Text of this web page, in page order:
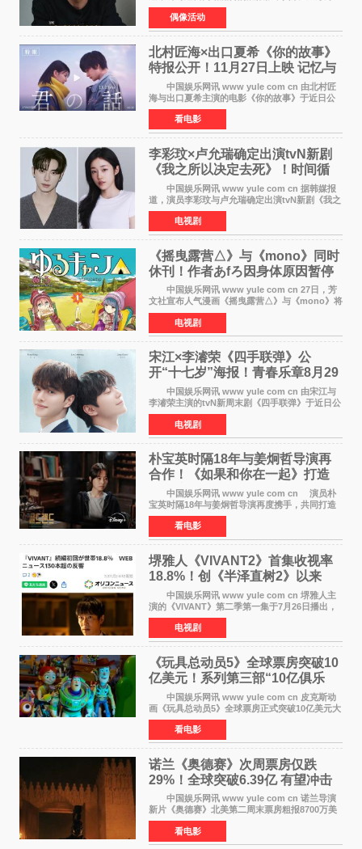
音及短信爆料，黄政民所属经纪公司于今日正式
发表声明，明确否认相关传闻。 公司表示，
爆料者是一名长
偶像活动
北村匠海×出口夏希《你的故事》
特报公开！11月27日上映 记忆与
初恋的奇幻交织
中国娱乐网讯 www yule com cn 由北村匠
海与出口夏希主演的电影《你的故事》于近日公
开特报影像，正式定档11月27日上映。 本片
改编自三秋缒同名小说，编剧由曾执笔《孤独摇
滚！》的吉田惠
看电影
李彩玟×卢允瑞确定出演tvN新剧
《我之所以决定去死》！时间循
环青春爱情来袭
中国娱乐网讯 www yule com cn 据韩媒报
道，演员李彩玟与卢允瑞确定出演tvN新剧《我之
所以决定去死》，分别担任男女主角。该剧预计
将于明年播出，引发观众期待。 本剧改编自
NAVER同名人气
电视剧
《摇曳露营△》与《mono》同时
休刊！作者あfろ因身体原因暂停
双连载
中国娱乐网讯 www yule com cn 27日，芳
文社宣布人气漫画《摇曳露营△》与《mono》将
暂停连载一段时间，原因是漫画家あfろ身体状况
不佳。 编辑部表示：一直承蒙各位对
《mono》的喜爱，
电视剧
宋江×李濬荣《四手联弹》公
开“十七岁”海报！青春乐章8月29
日奏响
中国娱乐网讯 www yule com cn 由宋江与
李濬荣主演的tvN新周末剧《四手联弹》于近日公
开十七岁版海报，以充满青春气息的画面再度点
燃观众期待。 海报中，宋江与李濬荣并肩站
在音乐教室的
电视剧
朴宝英时隔18年与姜炯哲导演再
合作！《如果和你在一起》打造
奇幻浪漫喜剧
中国娱乐网讯 www yule com cn 演员朴
宝英时隔18年与姜炯哲导演再度携手，共同打造
备受期待的浪漫喜剧新作《如果和你在一起》
（暂定名）。据OSEN报道，朴宝英将出演该片
女主角，自2008年《
看电影
堺雅人《VIVANT2》首集收视率
18.8%！创《半泽直树2》以来
TBS周日剧场最高开局
中国娱乐网讯 www yule com cn 堺雅人主
演的《VIVANT》第二季第一集于7月26日播出，
首集收视率高达18 8%，成为自2020年《半泽直
树2》首集22%以来，TBS周日剧场最高开播收视
纪录。 考虑到
电视剧
《玩具总动员5》全球票房突破10
亿美元！系列第三部“10亿俱乐
部”达成
中国娱乐网讯 www yule com cn 皮克斯动
画《玩具总动员5》全球票房正式突破10亿美元大
关。截至上周末，该片全球累计票房已达10 22亿
美元，其中北美市场贡献4 48亿美元，中国内地
票房达2 82
看电影
诺兰《奥德赛》次周票房仅跌
29%！全球突破6.39亿 有望冲击
13亿成诺兰最卖座电影
中国娱乐网讯 www yule com cn 诺兰导演
新片《奥德赛》北美第二周末票房粗报8700万美
元（周五至周日：2600万&rarr;3460万
&rarr;2640万），较首周1 24亿美元仅下跌29
6%，走势极为强劲，远超
看电影